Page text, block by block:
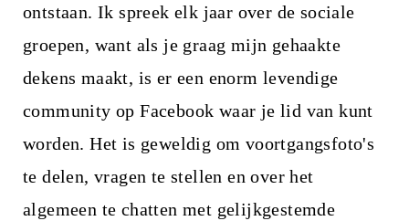
ontstaan. Ik spreek elk jaar over de sociale
groepen, want als je graag mijn gehaakte
dekens maakt, is er een enorm levendige
community op Facebook waar je lid van kunt
worden. Het is geweldig om voortgangsfoto's
te delen, vragen te stellen en over het
algemeen te chatten met gelijkgestemde